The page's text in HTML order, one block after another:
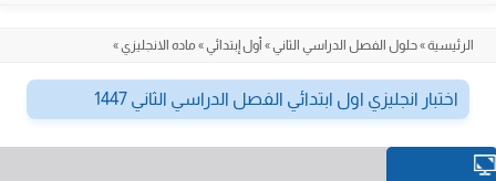
الرئيسية»حلول الفصل الدراسي الثاني» أول إبتدائي» ماده الانجليزي»
اختبار انجليزي اول ابتدائي الفصل الدراسي الثاني 1447